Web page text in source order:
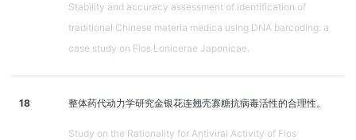
Stability and accuracy assessment of identification of
traditional Chinese materia medica using DNA barcoding: a
case study on Flos Lonicerae Japonicae.
18 整体药代动力学研究金银花连翘壳寡糖抗病毒活性的合理性。
Study on the Rationality for Antiviral Activity of Flos